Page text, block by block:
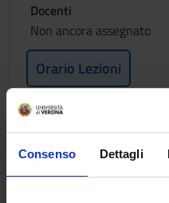
Consenso Dettagli
Docenti
Non ancora assegnato
Orario Lezioni
UROLOGIA
Crediti